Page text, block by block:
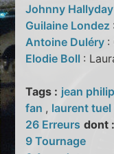
Johnny Hallyday
Guilaine Londez
Antoine Duléry :
Elodie Boll :
Tags : jean
fan , laurent tuel
26 Erreurs dont :
9 Tournage